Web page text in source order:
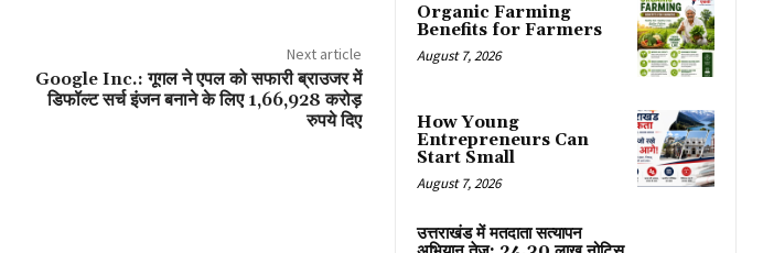
Next article
Google Inc.: गूगल ने एपल को सफारी ब्राउजर में
डिफॉल्ट सर्च इंजन बनाने के लिए 1,66,928 करोड़
रुपये दिए
Organic Farming
Benefits for Farmers
August 7, 2026
How Young
Entrepreneurs Can
Start Small
August 7, 2026
उत्तराखंड में मतदाता सत्यापन